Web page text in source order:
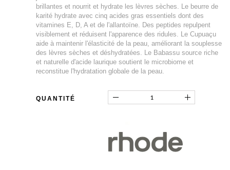
brillantes et nourrit et hydrate les lèvres sèches. Le beurre de
karité hydrate avec cinq acides gras essentiels dont des
vitamines E, D, A et de l'allantoïne. Des peptides repulpent
visiblement et réduisent l'apparence des ridules. Le Cupuaçu
aide à maintenir l'élasticité de la peau, améliorant la souplesse
des lèvres sèches et déshydratées. Le Babassu source riche
et naturelle d'acide laurique soutient le microbiome et
reconstitue l'hydratation globale de la peau.
QUANTITÉ